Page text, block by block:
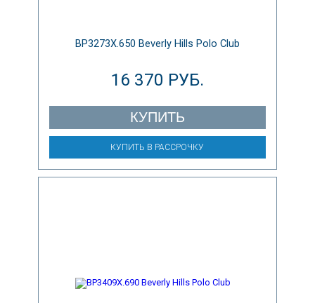
BP3273X.650 Beverly Hills Polo Club
16 370 РУБ.
КУПИТЬ
КУПИТЬ В РАССРОЧКУ